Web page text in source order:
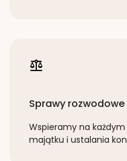
Sprawy rozwodowe
Wspieramy na
majątku i ustalania